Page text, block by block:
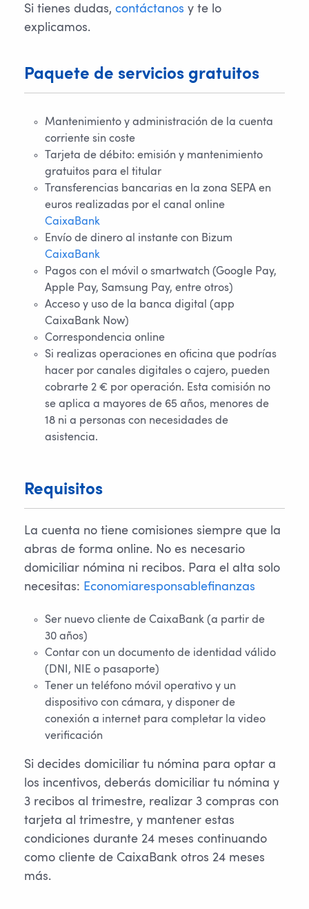
Si tienes dudas, contáctanos y te lo
explicamos.
Paquete de servicios gratuitos
Mantenimiento y administración de la cuenta
corriente sin coste
Tarjeta de débito: emisión y mantenimiento
gratuitos para el titular
Transferencias bancarias en la zona SEPA en
euros realizadas por el canal online
CaixaBank
Envío de dinero al instante con Bizum
CaixaBank
Pagos con el móvil o smartwatch (Google Pay,
Apple Pay, Samsung Pay, entre otros)
Acceso y uso de la banca digital (app
CaixaBank Now)
Correspondencia online
Si realizas operaciones en oficina que podrías
hacer por canales digitales o cajero, pueden
cobrarte 2 € por operación. Esta comisión no
se aplica a mayores de 65 años, menores de
18 ni a personas con necesidades de
asistencia.
Requisitos
La cuenta no tiene comisiones siempre que la
abras de forma online. No es necesario
domiciliar nómina ni recibos. Para el alta solo
necesitas: Economiaresponsablefinanzas
Ser nuevo cliente de CaixaBank (a partir de
30 años)
Contar con un documento de identidad válido
(DNI, NIE o pasaporte)
Tener un teléfono móvil operativo y un
dispositivo con cámara, y disponer de
conexión a internet para completar la video
verificación
Si decides domiciliar tu nómina para optar a
los incentivos, deberás domiciliar tu nómina y
3 recibos al trimestre, realizar 3 compras con
tarjeta al trimestre, y mantener estas
condiciones durante 24 meses continuando
como cliente de CaixaBank otros 24 meses
más.